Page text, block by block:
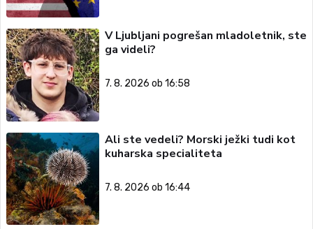
V Ljubljani pogrešan mladoletnik, ste
ga videli?
7. 8. 2026 ob 16:58
Ali ste vedeli? Morski ježki tudi kot
kuharska specialiteta
7. 8. 2026 ob 16:44